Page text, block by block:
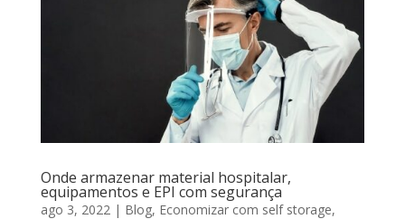
Onde armazenar material hospitalar,
equipamentos e EPI com segurança
ago 3, 2022 | Blog, Economizar com self storage,